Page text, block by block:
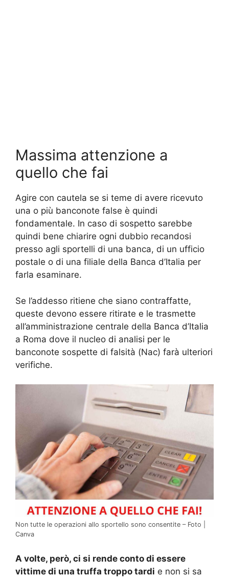
Massima attenzione a
quello che fai
Agire con cautela se si teme di avere ricevuto
una o più banconote false è quindi
fondamentale. In caso di sospetto sarebbe
quindi bene chiarire ogni dubbio recandosi
presso agli sportelli di una banca, di un ufficio
postale o di una filiale della Banca d’Italia per
farla esaminare.
Se l’addesso ritiene che siano contraffatte,
queste devono essere ritirate e le trasmette
all’amministrazione centrale della Banca d’Italia
a Roma dove il nucleo di analisi per le
banconote sospette di falsità (Nac) farà ulteriori
verifiche.
Non tutte le operazioni allo sportello sono consentite – Foto |
Canva
A volte, però, ci si rende conto di essere
vittime di una truffa troppo tardi e non si sa